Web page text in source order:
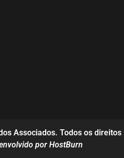
Associados. Todos os direitos
por HostBurn